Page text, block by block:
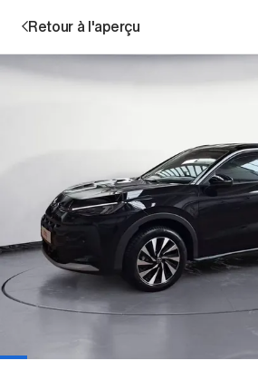
Recherche d'un véhicule
Entreprise & Carrière
Retour à l'aperçu